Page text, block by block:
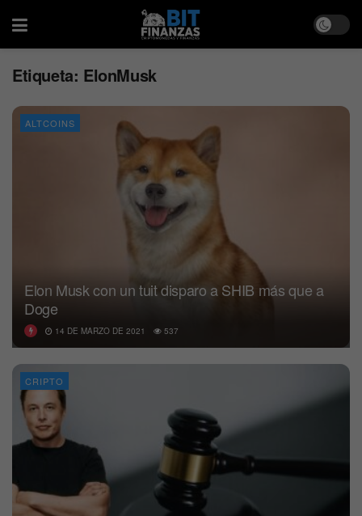
Etiqueta: ElonMusk
ALTCOINS
Elon Musk con un tuit disparo a SHIB más que a
Doge
14 DE MARZO DE 2021 537
CRIPTO